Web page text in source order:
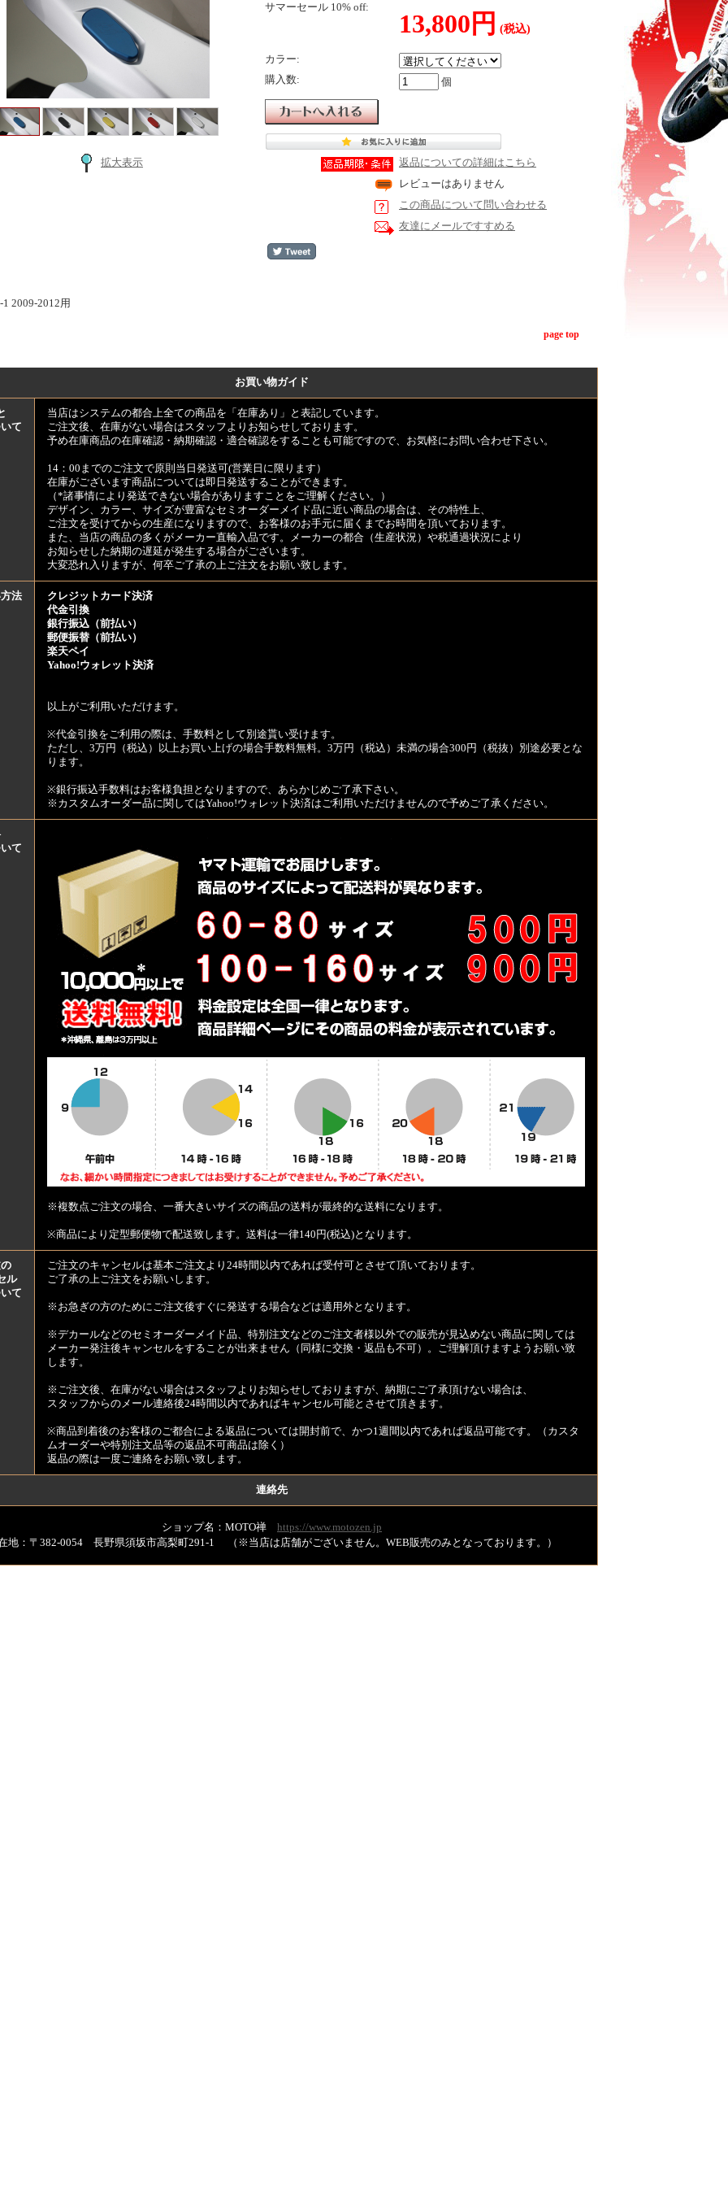
拡大表示
サマーセール 10% off:
13,800円 (税込)
カラー:
購入数:
個
返品についての詳細はこちら
レビューはありません
この商品について問い合わせる
友達にメールですすめる
1 2009-2012用
page top
お買い物ガイド
て
当店はシステムの都合上全ての商品を「在庫あり」と表記しています。
ご注文後、在庫がない場合はスタッフよりお知らせしております。
予め在庫商品の在庫確認・納期確認・適合確認をすることも可能ですので、お気軽にお問い合わせ下さい。
14：00までのご注文で原則当日発送可(営業日に限ります）
在庫がございます商品については即日発送することができます。
（*諸事情により発送できない場合がありますことをご理解ください。）
デザイン、カラー、サイズが豊富なセミオーダーメイド品に近い商品の場合は、その特性上、
ご注文を受けてからの生産になりますので、お客様のお手元に届くまでお時間を頂いております。
また、当店の商品の多くがメーカー直輸入品です。メーカーの都合（生産状況）や税通過状況により
お知らせした納期の遅延が発生する場合がございます。
大変恐れ入りますが、何卒ご了承の上ご注文をお願い致します。
法
クレジットカード決済
代金引換
銀行振込（前払い）
郵便振替（前払い）
楽天ペイ
Yahoo!ウォレット決済
以上がご利用いただけます。
※代金引換をご利用の際は、手数料として別途貰い受けます。
ただし、3万円（税込）以上お買い上げの場合手数料無料。3万円（税込）未満の場合300円（税抜）別途必要とな
ります。
※銀行振込手数料はお客様負担となりますので、あらかじめご了承下さい。
※カスタムオーダー品に関してはYahoo!ウォレット決済はご利用いただけませんので予めご了承ください。
て
※複数点ご注文の場合、一番大きいサイズの商品の送料が最終的な送料になります。
※商品により定型郵便物で配送致します。送料は一律140円(税込)となります。
ル
て
ご注文のキャンセルは基本ご注文より24時間以内であれば受付可とさせて頂いております。
ご了承の上ご注文をお願いします。
※お急ぎの方のためにご注文後すぐに発送する場合などは適用外となります。
※デカールなどのセミオーダーメイド品、特別注文などのご注文者様以外での販売が見込めない商品に関しては
メーカー発注後キャンセルをすることが出来ません（同様に交換・返品も不可）。ご理解頂けますようお願い致
します。
※ご注文後、在庫がない場合はスタッフよりお知らせしておりますが、納期にご了承頂けない場合は、
スタッフからのメール連絡後24時間以内であればキャンセル可能とさせて頂きます。
※商品到着後のお客様のご都合による返品については開封前で、かつ1週間以内であれば返品可能です。（カスタ
ムオーダーや特別注文品等の返品不可商品は除く）
返品の際は一度ご連絡をお願い致します。
連絡先
ショップ名：MOTO禅 https://www.motozen.jp
地：〒382-0054 長野県須坂市高梨町291-1 （※当店は店舗がございません。WEB販売のみとなっております。）